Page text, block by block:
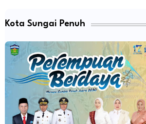
Kota Sungai Penuh